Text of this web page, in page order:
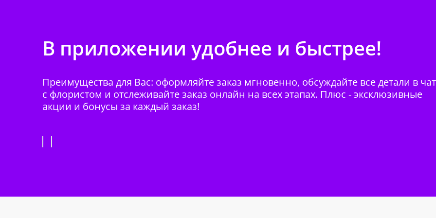
В приложении удобнее и быстрее!
Преимущества для Вас: оформляйте заказ мгновенно, обсуждайте все детали в
с флористом и отслеживайте заказ онлайн на всех этапах. Плюс - эксклюзивные
акции и бонусы за каждый заказ!